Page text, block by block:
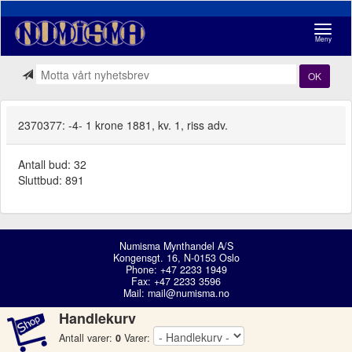
Meny
OK
2370377: -4- 1 krone 1881, kv. 1, riss adv.
Antall bud: 32
Sluttbud: 891
Numisma Mynthandel A/S
Kongensgt. 16, N-0153 Oslo
Phone: +47 2233 1949
Fax: +47 2233 3596
Mail: mail@numisma.no
Handlekurv
Antall varer: 0 Varer: